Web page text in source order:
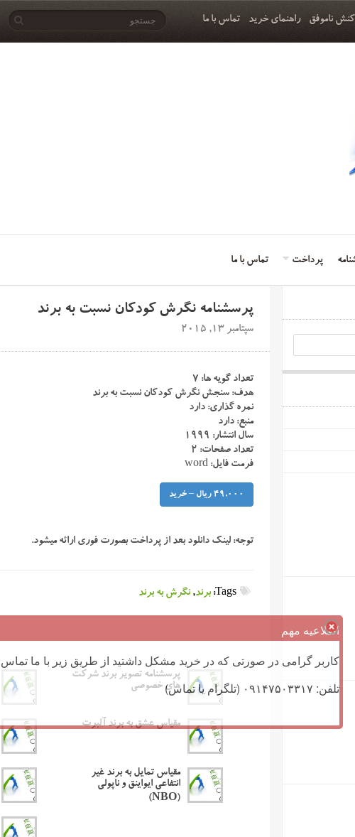
ناموفق راهنمای خرید تماس با ما
پرداخت تماس با ما
پرسشنامه نگرش کودکان نسبت به برند
سپتامبر 13, 2015
تعداد گویه ها: ۷
هدف: سنجش نگرش کودکان نسبت به برند
نمره گذاری: دارد
منبع: دارد
سال انتشار: ۱۹۹۹
تعداد صفحات: ۲
فرمت فایل: word
49,000 ریال – خرید
توجه: لینک دانلود بعد از پرداخت بصورت فوری ارائه میشود.
برند,نگرش به برند
پرسشنامه تصویر برند شرکت
های خصوصی
مقیاس عشق به برند آلبرت
مقیاس تمایل به برند غیر
انتفاعی ایواینق و ناپولی
(NBO)
اطلاعیه مهم
کاربر گرامی در صورتی که در خرید مشکل داشتید از طریق زیر با ما تماس
تلفن: ۰۹۱۴۷۵۰۳۳۱۷ (تلگرام یا تماس)